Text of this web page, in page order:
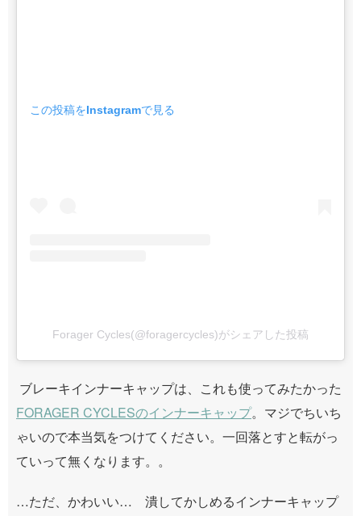
この投稿をInstagramで見る
Forager Cycles(@foragercycles)がシェアした投稿
ブレーキインナーキャップは、これも使ってみたかった
FORAGER CYCLESのインナーキャップ。マジでちいち
ゃいので本当気をつけてください。一回落とすと転がっ
ていって無くなります。。
…ただ、かわいい… 潰してかしめるインナーキャップ